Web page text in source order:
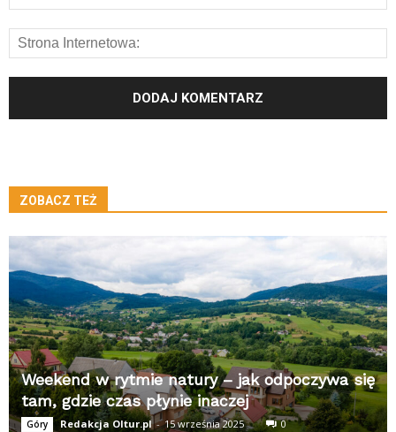
ZOBACZ TEŻ
Weekend w rytmie natury – jak odpoczywa się
tam, gdzie czas płynie inaczej
Góry Redakcja Oltur.pl - 15 września 2025 0